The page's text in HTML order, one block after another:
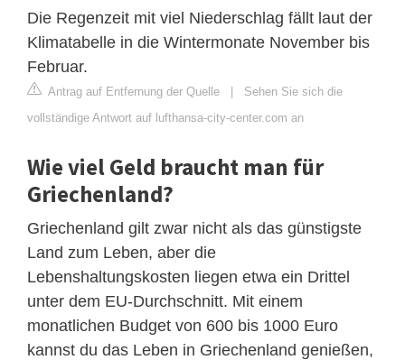
Die Regenzeit mit viel Niederschlag fällt laut der
Klimatabelle in die Wintermonate November bis
Februar.
Antrag auf Entfernung der Quelle | Sehen Sie sich die
vollständige Antwort auf lufthansa-city-center.com an
Wie viel Geld braucht man für
Griechenland?
Griechenland gilt zwar nicht als das günstigste
Land zum Leben, aber die
Lebenshaltungskosten liegen etwa ein Drittel
unter dem EU-Durchschnitt. Mit einem
monatlichen Budget von 600 bis 1000 Euro
kannst du das Leben in Griechenland genießen,